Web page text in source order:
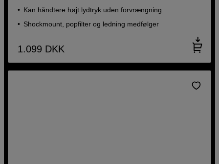
Kan håndtere højt lydtryk uden forvrængning
Shockmount, popfilter og ledning medfølger
1.099 DKK